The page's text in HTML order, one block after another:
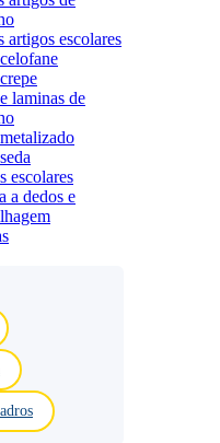
artigos escolares
laminas de
escolares
a dedos e